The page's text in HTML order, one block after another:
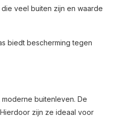
veel buiten zijn en waarde
biedt bescherming tegen
buitenleven. De
zijn ze ideaal voor